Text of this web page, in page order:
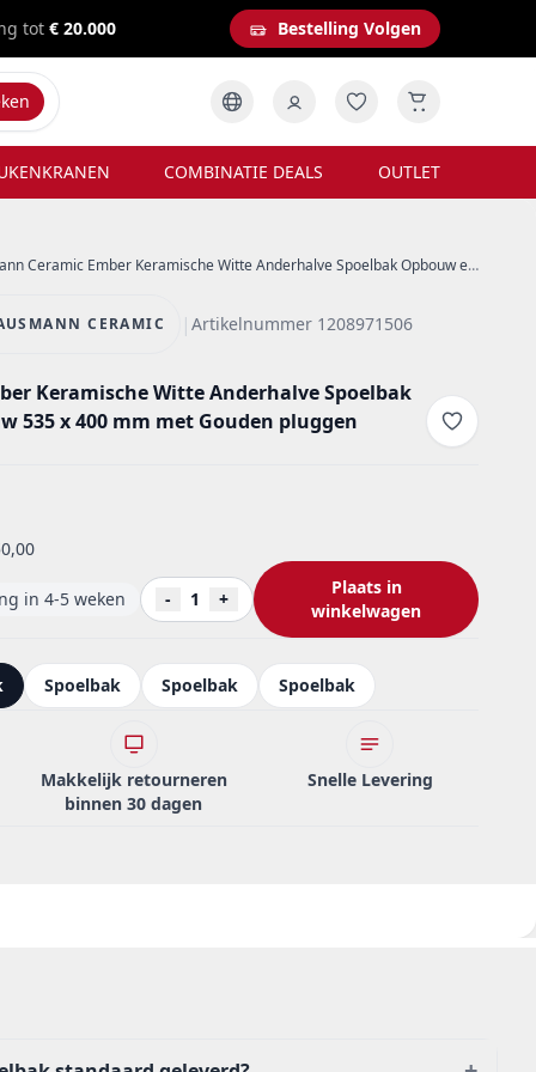
tot € 20.000 Bestelling Volgen
COMBINATIE DEALS OUTLET
Ember Keramische Witte Anderhalve Spoelbak Opbouw en Onderbouw 535 x 400 mm met Gouden pluggen 1208971506
CERAMIC |Artikelnummer 1208971506
Keramische Witte Anderhalve Spoelbak
535 x 400 mm met Gouden pluggen
in 4-5 weken - 1 +
Plaats in
winkelwagen
Spoelbak Spoelbak Spoelbak
Makkelijk retourneren
binnen 30 dagen
Snelle Levering